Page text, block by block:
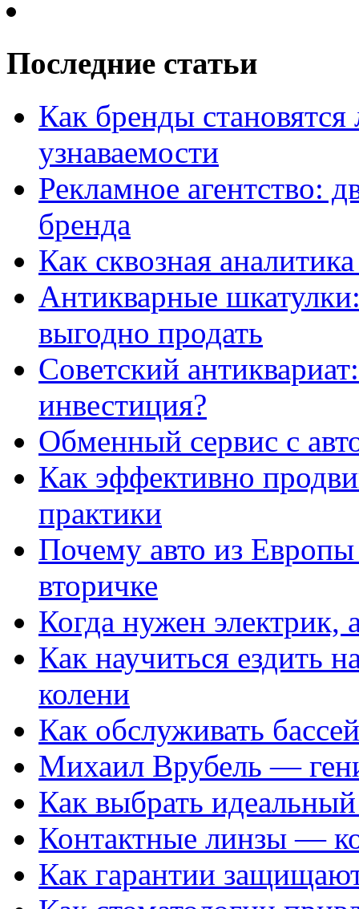
Последние статьи
Как бренды
узнаваемости
Рекламное агентство:
бренда
Как сквозная
Антикварные
выгодно продать
Советский
инвестиция?
Обменный сервис с
Как эффективно
практики
Почему авто из
вторичке
Когда нужен электрик,
Как научиться ездить
колени
Как обслуживать
Михаил Врубель —
Как выбрать
Контактные линзы —
Как гарантии